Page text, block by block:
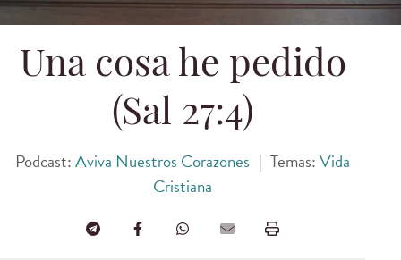
Una cosa he pedido
(Sal 27:4)
Podcast:Aviva Nuestros Corazones | Temas:Vida
Cristiana